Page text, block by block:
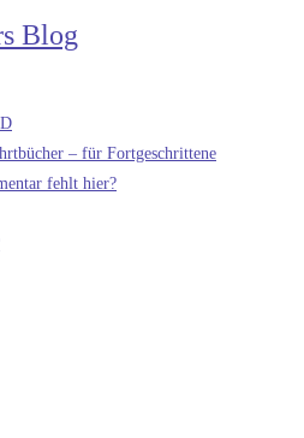
Blog
– für Fortgeschrittene
fehlt hier?